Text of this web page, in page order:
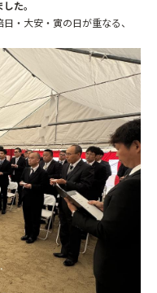
報
せ
た。
・大安・寅の日が重なる、